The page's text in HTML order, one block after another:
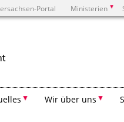
Portal Ministerien
Wir über uns